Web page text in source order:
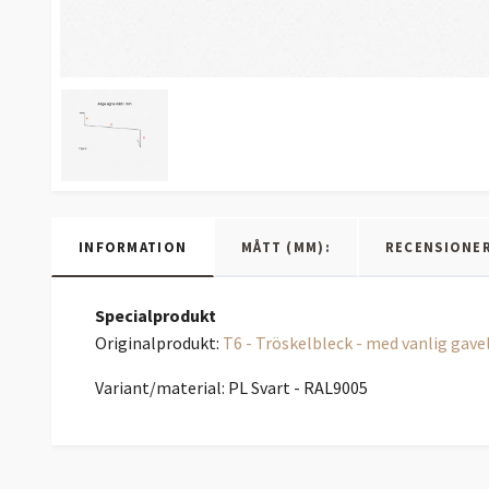
INFORMATION MÅTT (MM):
Specialprodukt
Originalprodukt: T6 - Tröskelbleck - med vanlig
Variant/material: PL Svart - RAL9005